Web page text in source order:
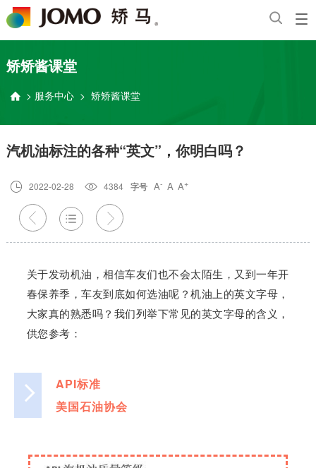
矫矫酱课堂
 > 服务中心 > 矫矫酱课堂
汽机油标注的各种“英文”，你明白吗？
 2022-02-28  4384 字号 A- A A+
  
关于发动机油，相信车友们也不会太陌生，又到一年开
春保养季，车友到底如何选油呢？机油上的英文字母，
大家真的熟悉吗？我们列举下常见的英文字母的含义，
供您参考：
API标准
美国石油协会